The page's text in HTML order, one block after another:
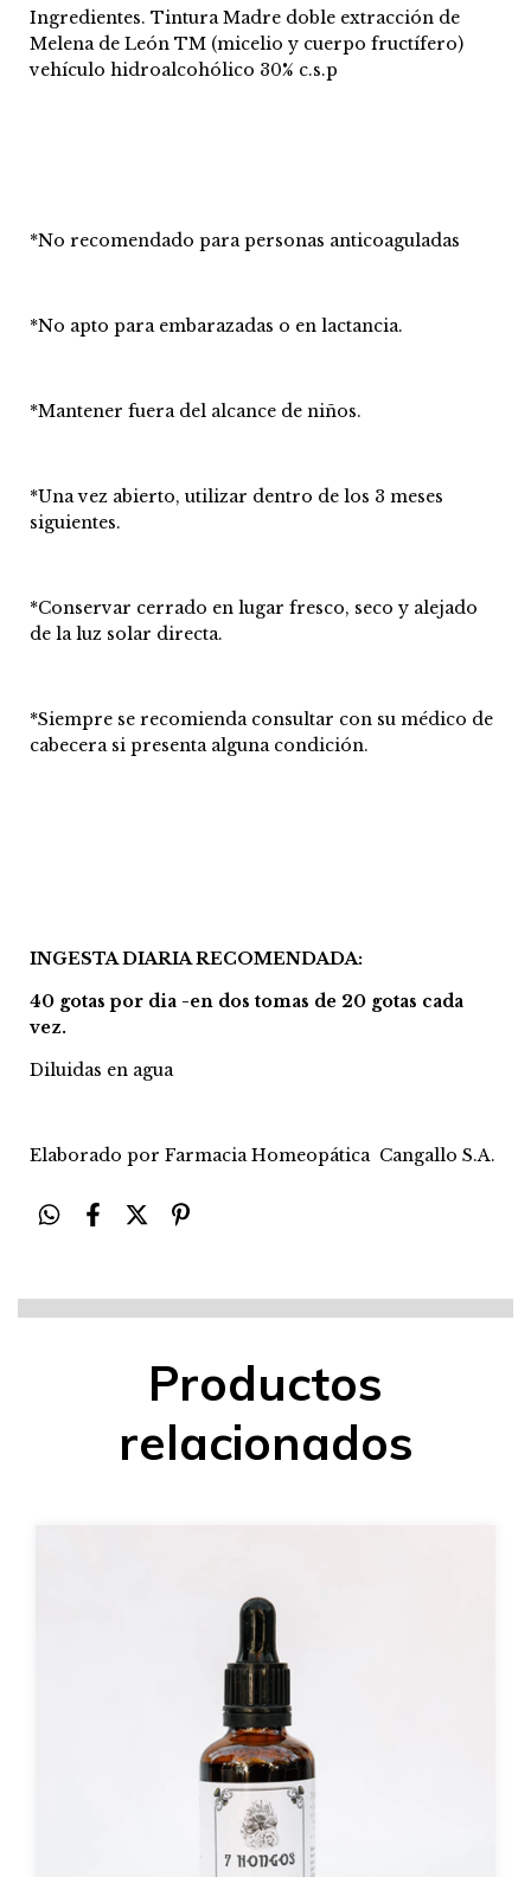
Ingredientes. Tintura Madre doble extracción de
Melena de León TM (micelio y cuerpo fructífero)
vehículo hidroalcohólico 30% c.s.p
*No recomendado para personas anticoaguladas
*No apto para embarazadas o en lactancia.
*Mantener fuera del alcance de niños.
*Una vez abierto, utilizar dentro de los 3 meses
siguientes.
*Conservar cerrado en lugar fresco, seco y alejado
de la luz solar directa.
*Siempre se recomienda consultar con su médico de
cabecera si presenta alguna condición.
INGESTA DIARIA RECOMENDADA:
40 gotas por dia -en dos tomas de 20 gotas cada
vez.
Diluidas en agua
Elaborado por Farmacia Homeopática Cangallo S.A.
Productos
relacionados